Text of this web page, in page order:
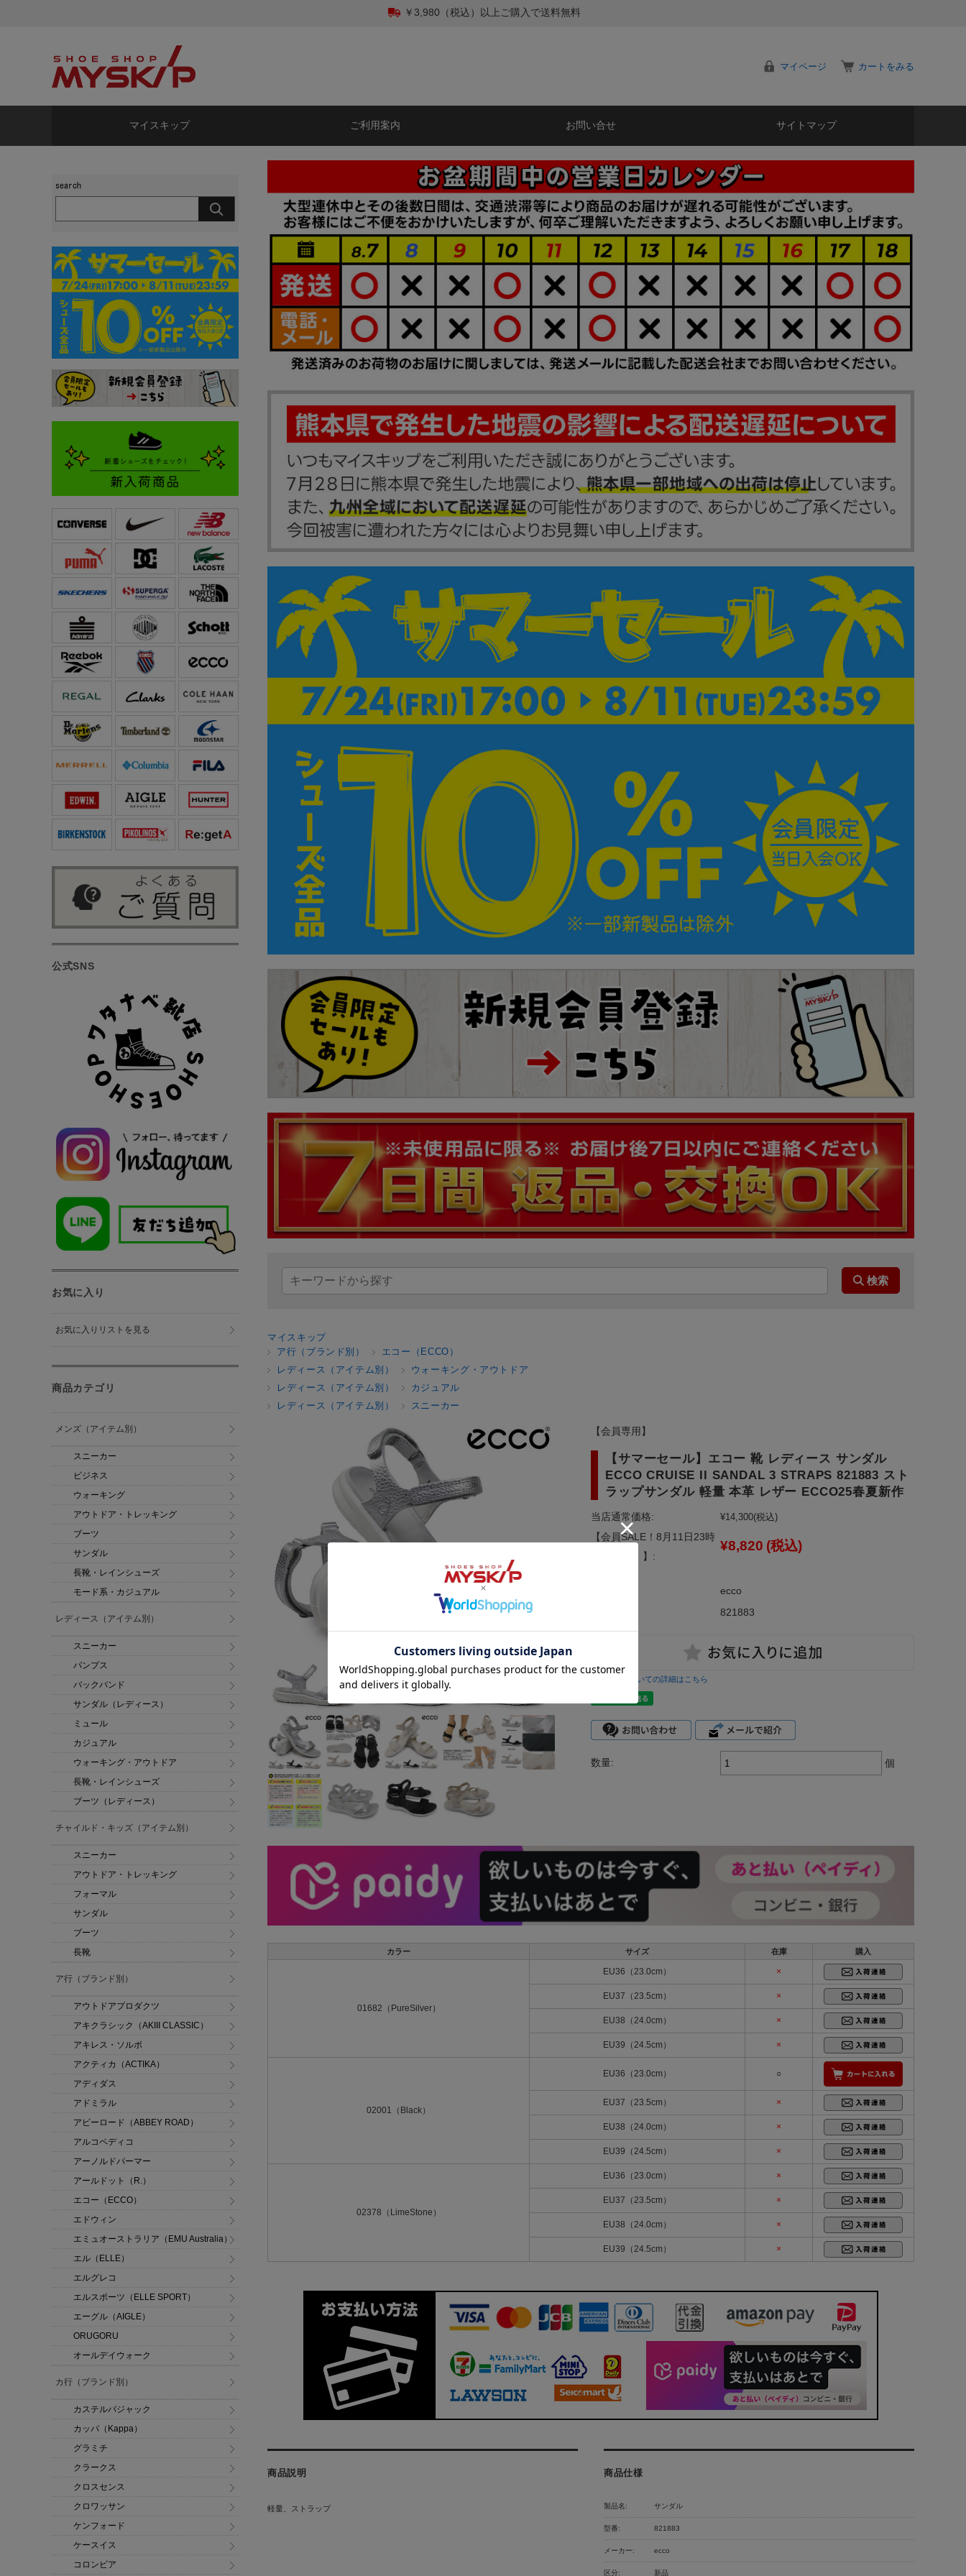
￥3,980（税込）以上ご購入で送料無料
マイページ カートをみる
マイスキップ ご利用案内 お問い合せ サイトマップ
マイスキップ
ア行（ブランド別）
エコー（ECCO）
レディース（アイテム別）
ウォーキング・アウトドア
レディース（アイテム別）
カジュアル
レディース（アイテム別）
スニーカー
【会員専用】
【サマーセール】エコー 靴 レディース サンダル
ECCO CRUISE II SANDAL 3 STRAPS 821883 スト
ラップサンダル 軽量 本革 レザー ECCO25春夏新作
当店通常価格: ¥14,300(税込)
【会員SALE！8月11日23時
59分まで！】:
¥8,820 (税込)
ecco
821883
返品についての詳細はこちら
数量: 個
カラー サイズ 在庫 購入
01682（PureSilver）
EU36（23.0cm） ×
EU37（23.5cm） ×
EU38（24.0cm） ×
EU39（24.5cm） ×
02001（Black）
EU36（23.0cm） ○
EU37（23.5cm） ×
EU38（24.0cm） ×
EU39（24.5cm） ×
02378（LimeStone）
EU36（23.0cm） ×
EU37（23.5cm） ×
EU38（24.0cm） ×
EU39（24.5cm） ×
商品説明
軽量、ストラップ
商品仕様
製品名: サンダル
型番: 821883
メーカー: ecco
区分: 新品
公式SNS
お気に入り
お気に入りリストを見る
商品カテゴリ
メンズ（アイテム別）
スニーカー
ビジネス
ウォーキング
アウトドア・トレッキング
ブーツ
サンダル
長靴・レインシューズ
モード系・カジュアル
レディース（アイテム別）
スニーカー
パンプス
バックバンド
サンダル（レディース）
ミュール
カジュアル
ウォーキング・アウトドア
長靴・レインシューズ
ブーツ（レディース）
チャイルド・キッズ（アイテム別）
スニーカー
アウトドア・トレッキング
フォーマル
サンダル
ブーツ
長靴
ア行（ブランド別）
アウトドアプロダクツ
アキクラシック（AKIII CLASSIC）
アキレス・ソルボ
アクティカ（ACTIKA）
アディダス
アドミラル
アビーロード（ABBEY ROAD）
アルコペディコ
アーノルドパーマー
アールドット（R.）
エコー（ECCO）
エドウィン
エミュオーストラリア（EMU Australia）
エル（ELLE）
エルグレコ
エルスポーツ（ELLE SPORT）
エーグル（AIGLE）
ORUGORU
オールデイウォーク
カ行（ブランド別）
カステルバジャック
カッパ（Kappa）
グラミチ
クラークス
クロスセンス
クロワッサン
ケンフォード
ケースイス
コロンビア